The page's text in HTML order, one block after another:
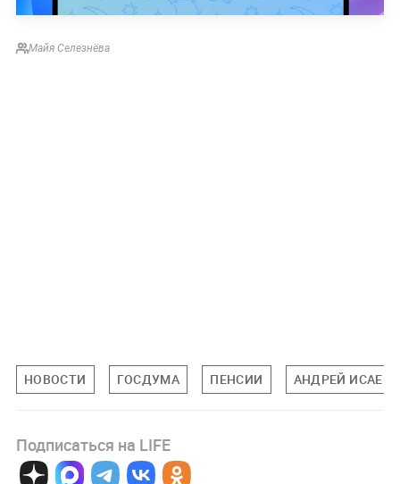
Майя Селезнёва
НОВОСТИ ГОСДУМА ПЕНСИИ АНДРЕЙ ИСАЕВ
Подписаться на LIFE